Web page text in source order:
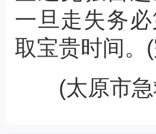
一旦走失务
取宝贵时间。
(太原市急